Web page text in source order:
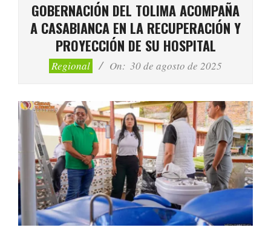
GOBERNACIÓN DEL TOLIMA ACOMPAÑA
A CASABIANCA EN LA RECUPERACIÓN Y
PROYECCIÓN DE SU HOSPITAL
Regional On: 30 de agosto de 2025